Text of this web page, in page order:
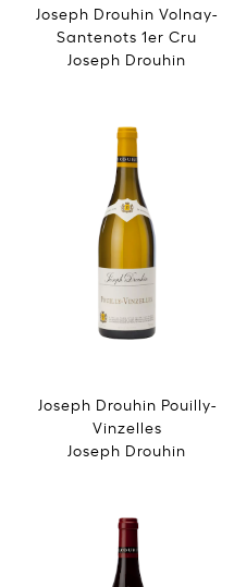
Joseph Drouhin Volnay-
Santenots 1er Cru
Joseph Drouhin
Joseph Drouhin Pouilly-
Vinzelles
Joseph Drouhin